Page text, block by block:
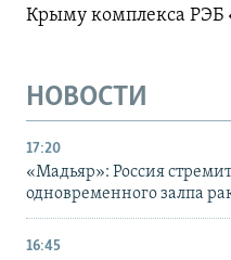
Крыму комплекса
НОВОСТИ
17:20
«Мадьяр»: Россия
одновременного залпа
16:45